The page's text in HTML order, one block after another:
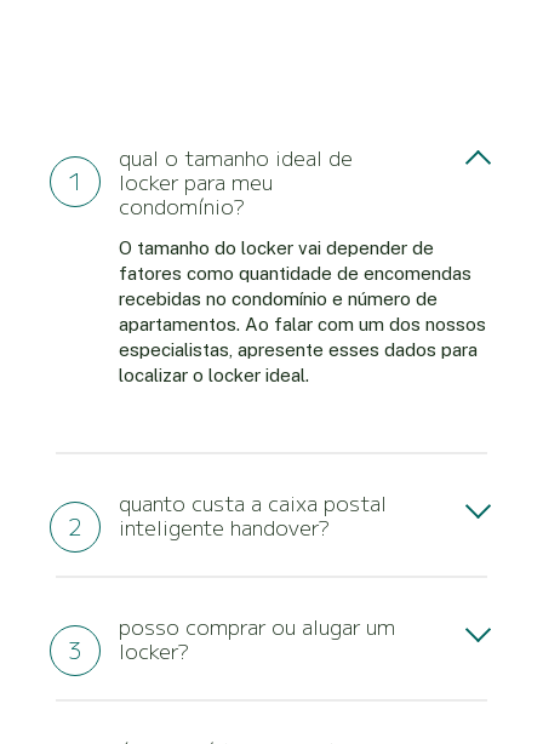
qual o tamanho ideal de
locker para meu
condomínio?
O tamanho do locker vai depender de
fatores como quantidade de encomendas
recebidas no condomínio e número de
apartamentos. Ao falar com um dos nossos
especialistas, apresente esses dados para
localizar o locker ideal.
quanto custa a caixa postal
inteligente handover?
personalização do locker. Acesse nosso e-
commerce para personalizar e entender
posso comprar ou alugar um
locker?
possível escolher conforme se adeque a